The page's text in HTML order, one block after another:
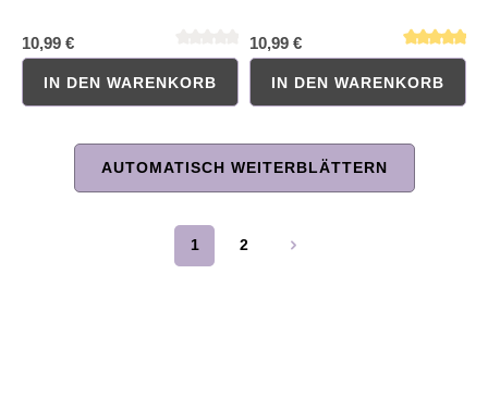
10,99 €
IN DEN WARENKORB
10,99 €
IN DEN WARENKORB
AUTOMATISCH WEITERBLÄTTERN
Seite
1
Seite
2